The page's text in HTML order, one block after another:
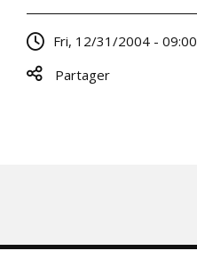
Fri, 12/31/2004 - 09:00
Partager